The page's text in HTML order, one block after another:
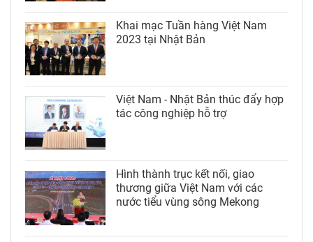
Khai mạc Tuần hàng Việt Nam
2023 tại Nhật Bản
Việt Nam - Nhật Bản thúc đẩy hợp
tác công nghiệp hỗ trợ
Hình thành trục kết nối, giao
thương giữa Việt Nam với các
nước tiểu vùng sông Mekong